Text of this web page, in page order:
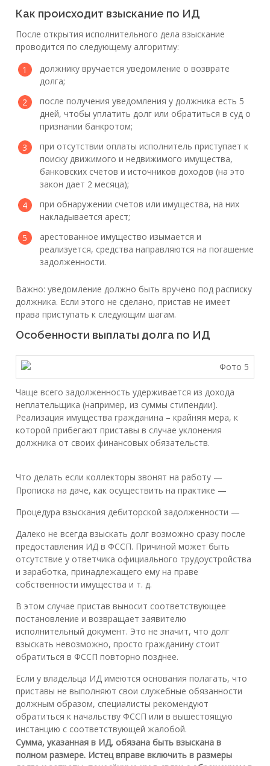
Как происходит взыскание по ИД
После открытия исполнительного дела взыскание
проводится по следующему алгоритму:
должнику вручается уведомление о возврате
долга;
после получения уведомления у должника есть 5
дней, чтобы уплатить долг или обратиться в суд о
признании банкротом;
при отсутствии оплаты исполнитель приступает к
поиску движимого и недвижимого имущества,
банковских счетов и источников доходов (на это
закон дает 2 месяца);
при обнаружении счетов или имущества, на них
накладывается арест;
арестованное имущество изымается и
реализуется, средства направляются на погашение
задолженности.
Важно: уведомление должно быть вручено под расписку
должника. Если этого не сделано, пристав не имеет
права приступать к следующим шагам.
Особенности выплаты долга по ИД
Чаще всего задолженность удерживается из дохода
неплательщика (например, из суммы стипендии).
Реализация имущества гражданина – крайняя мера, к
которой прибегают приставы в случае уклонения
должника от своих финансовых обязательств.
Что делать если коллекторы звонят на работу —
Прописка на даче, как осуществить на практике —
Процедура взыскания дебиторской задолженности —
Далеко не всегда взыскать долг возможно сразу после
предоставления ИД в ФССП. Причиной может быть
отсутствие у ответчика официального трудоустройства
и заработка, принадлежащего ему на праве
собственности имущества и т. д.
В этом случае пристав выносит соответствующее
постановление и возвращает заявителю
исполнительный документ. Это не значит, что долг
взыскать невозможно, просто гражданину стоит
обратиться в ФССП повторно позднее.
Если у владельца ИД имеются основания полагать, что
приставы не выполняют свои служебные обязанности
должным образом, специалисты рекомендуют
обратиться к начальству ФССП или в вышестоящую
инстанцию с соответствующей жалобой.
Сумма, указанная в ИД, обязана быть взыскана в
полном размере. Истец вправе включить в размеры